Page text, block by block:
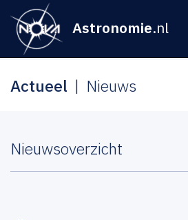
Astronomie.nl
Actueel Nieuws
Nieuwsoverzicht